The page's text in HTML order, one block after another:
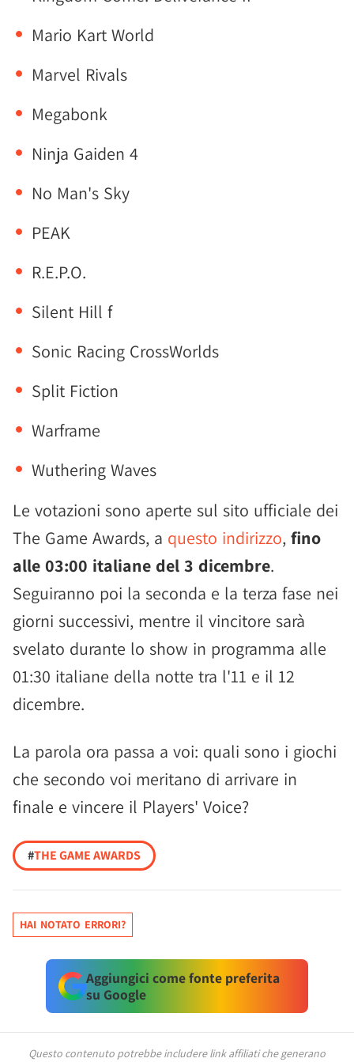
Mario Kart World
Marvel Rivals
Megabonk
Ninja Gaiden 4
No Man's Sky
PEAK
R.E.P.O.
Silent Hill f
Sonic Racing CrossWorlds
Split Fiction
Warframe
Wuthering Waves
Le votazioni sono aperte sul sito ufficiale dei
The Game Awards, a questo indirizzo, fino
alle 03:00 italiane del 3 dicembre.
Seguiranno poi la seconda e la terza fase nei
giorni successivi, mentre il vincitore sarà
svelato durante lo show in programma alle
01:30 italiane della notte tra l'11 e il 12
dicembre.
La parola ora passa a voi: quali sono i giochi
che secondo voi meritano di arrivare in
finale e vincere il Players' Voice?
#THE GAME AWARDS
HAI NOTATO ERRORI?
Aggiungici come fonte preferita
su Google
Questo contenuto potrebbe includere link affiliati che generano